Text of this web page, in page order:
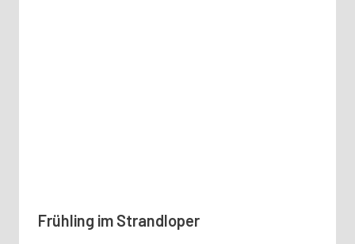
Frühling im Strandloper